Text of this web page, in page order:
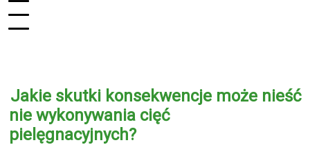
Jakie skutki konsekwencje może nieść
nie wykonywania cięć
pielęgnacyjnych?